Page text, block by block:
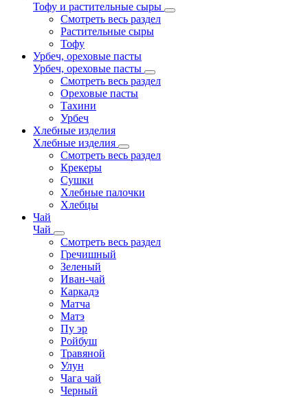
Тофу и растительные сыры
Смотреть весь раздел
Растительные сыры
Тофу
Урбеч, ореховые пасты
Урбеч, ореховые пасты
Смотреть весь раздел
Ореховые пасты
Тахини
Урбеч
Хлебные изделия
Хлебные изделия
Смотреть весь раздел
Крекеры
Сушки
Хлебные палочки
Хлебцы
Чай
Чай
Смотреть весь раздел
Гречишный
Зеленый
Иван-чай
Каркадэ
Матча
Матэ
Пу эр
Ройбуш
Травяной
Улун
Чага чай
Черный